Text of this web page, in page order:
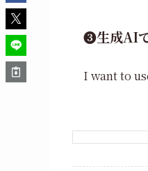
❸生成AI
I want to